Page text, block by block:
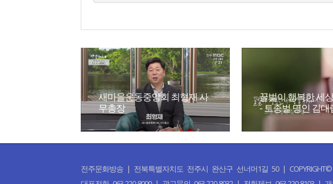
새마을운동중앙회 최형재 사
무총장
꿀벌이 행복한 세
- 토종벌 명인 김대
전주문화방송 | 전북특별자치도 전주시 완산구 선너머1길 50 | COPYRIGHT©